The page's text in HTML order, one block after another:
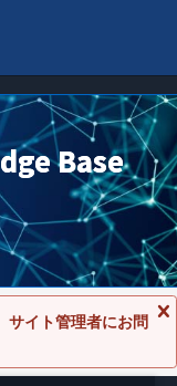
Base
セ
サイト管理者にお問